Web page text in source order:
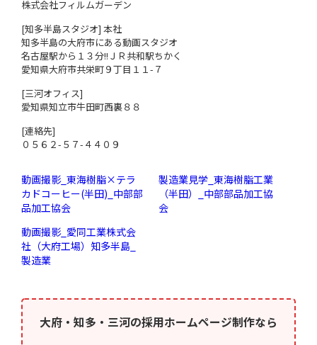
株式会社フィルムガーデン
[知多半島スタジオ] 本社
知多半島の大府市にある動画スタジオ
名古屋駅から１３分!!ＪＲ共和駅ちかく
愛知県大府市共栄町９丁目１１-７
[三河オフィス]
愛知県知立市牛田町西裏８８
[連絡先]
０５６２-５７-４４０９
動画撮影_東海樹脂×テラ
カドコーヒー(半田)_中部部
品加工協会
製造業見学_東海樹脂工業
（半田）_中部部品加工協
会
動画撮影_愛同工業株式会
社（大府工場）知多半島_
製造業
大府・知多・三河の採用ホームページ制作なら